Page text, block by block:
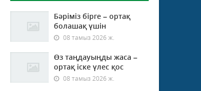
Бәріміз бірге – ортақ
болашақ үшін
08 тамыз 2026 ж.
Өз таңдауыңды жаса –
ортақ іске үлес қос
08 тамыз 2026 ж.